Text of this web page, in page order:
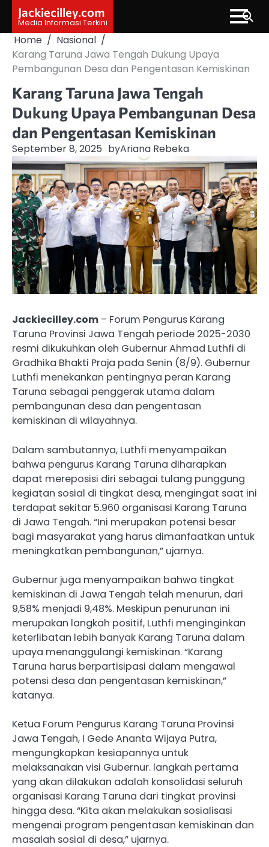
content
Jackiecilley.com
Media Informasi Terkini
Home
Nasional
Karang Taruna Jawa Tengah Dukung Upaya
Pembangunan Desa dan Pengentasan Kemiskinan
Karang Taruna Jawa Tengah
Dukung Upaya Pembangunan Desa
dan Pengentasan Kemiskinan
September 8, 2025 byAriana Rebeka
Jackiecilley.com – Forum Pengurus Karang
Taruna Provinsi Jawa Tengah periode 2025-2030
resmi dikukuhkan oleh Gubernur Ahmad Luthfi di
Gradhika Bhakti Praja pada Senin (8/9). Gubernur
Luthfi menekankan pentingnya peran Karang
Taruna sebagai penggerak utama dalam
pembangunan desa dan pengentasan
kemiskinan di wilayahnya.
Dalam sambutannya, Luthfi menyampaikan
bahwa pengurus Karang Taruna diharapkan
dapat mereposisi diri sebagai tulang punggung
kegiatan sosial di tingkat desa, mengingat saat ini
terdapat sekitar 5.960 organisasi Karang Taruna
di Jawa Tengah. “Ini merupakan potensi besar
bagi masyarakat yang harus dimanfaatkan untuk
meningkatkan pembangunan,” ujarnya.
Gubernur juga menyampaikan bahwa tingkat
kemiskinan di Jawa Tengah telah menurun, dari
9,58% menjadi 9,48%. Meskipun penurunan ini
merupakan langkah positif, Luthfi menginginkan
keterlibatan lebih banyak Karang Taruna dalam
upaya menanggulangi kemiskinan. “Karang
Taruna harus berpartisipasi dalam mengawal
potensi desa dan pengentasan kemiskinan,”
katanya.
Ketua Forum Pengurus Karang Taruna Provinsi
Jawa Tengah, I Gede Ananta Wijaya Putra,
mengungkapkan kesiapannya untuk
melaksanakan visi Gubernur. langkah pertama
yang akan dilakukan adalah konsolidasi seluruh
organisasi Karang Taruna dari tingkat provinsi
hingga desa. “Kita akan melakukan sosialisasi
mengenai program pengentasan kemiskinan dan
masalah sosial di desa,” ujarnya.